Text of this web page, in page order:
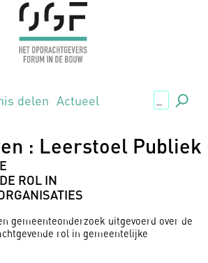
delen Actueel .,
: Leerstoel
ROL IN
gemeenteonderzoek uitgevoerd over de
rol in gemeentelijke